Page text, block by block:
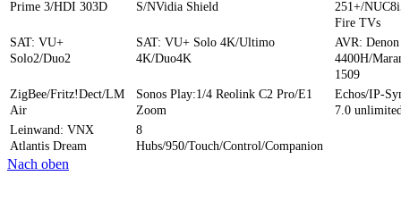
Prime 3/HDI 303D S/NVidia Shield
251+/
Fire TVs
SAT: VU+
Solo2/Duo2
SAT: VU+ Solo 4K/Ultimo
4K/Duo4K
AVR: Denon
4400H/
1509
ZigBee/Fritz!Dect/LM
Air
Sonos Play:1/4 Reolink C2 Pro/E1
Zoom
Echos/IP-
7.0
Leinwand: VNX
Atlantis Dream
8
Hubs/950/Touch/Control/Companion
Nach oben